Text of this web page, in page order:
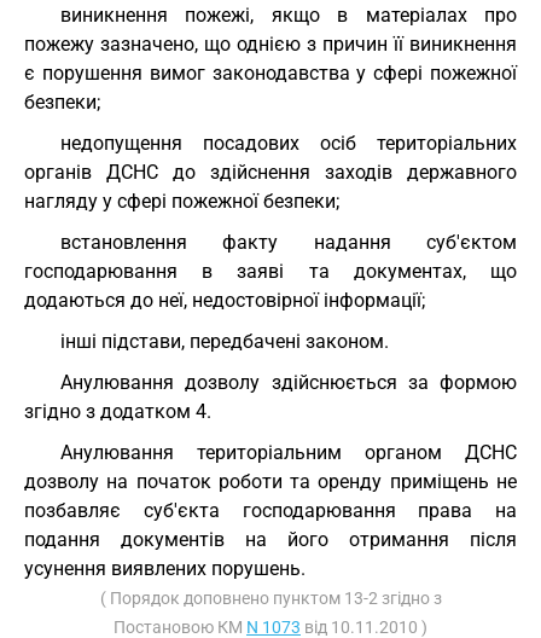
виникнення пожежі, якщо в матеріалах про
пожежу зазначено, що однією з причин її виникнення
є порушення вимог законодавства у сфері пожежної
безпеки;
недопущення посадових осіб територіальних
органів ДСНС до здійснення заходів державного
нагляду у сфері пожежної безпеки;
встановлення факту надання суб'єктом
господарювання в заяві та документах, що
додаються до неї, недостовірної інформації;
інші підстави, передбачені законом.
Анулювання дозволу здійснюється за формою
згідно з додатком 4.
Анулювання територіальним органом ДСНС
дозволу на початок роботи та оренду приміщень не
позбавляє суб'єкта господарювання права на
подання документів на його отримання після
усунення виявлених порушень.
( Порядок доповнено пунктом 13-2 згідно з
Постановою КМ N 1073 від 10.11.2010 )